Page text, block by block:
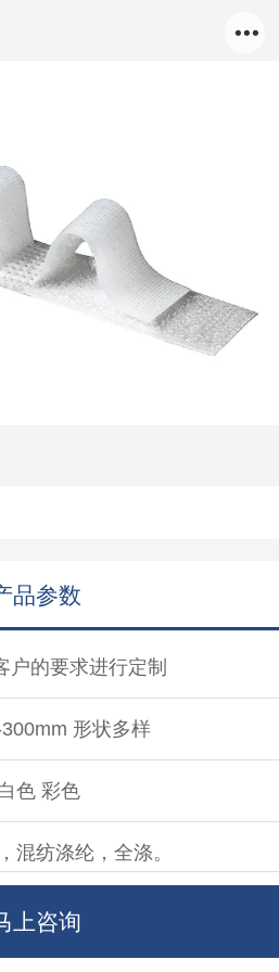
品参数
户的要求进行定制
形状多样
色 彩色
混纺涤纶，全涤。
温。
应用简单、高粘性、耐洗、粘
上咨询